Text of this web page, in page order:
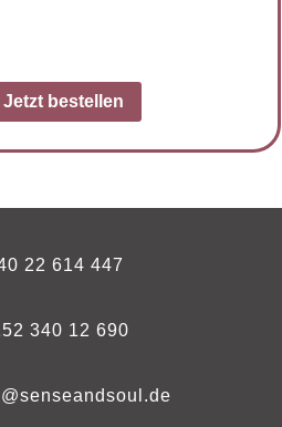
Jetzt bestellen
22 614 447
340 12 690